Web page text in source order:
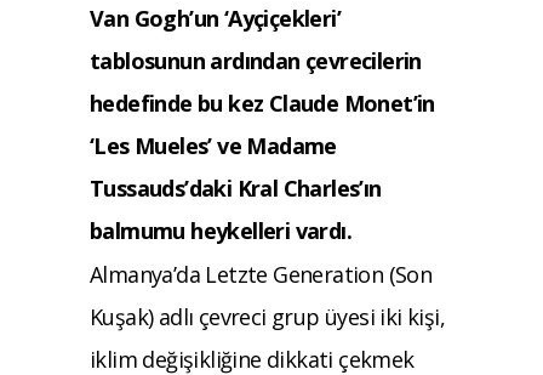
Van Gogh’un ‘Ayçiçekleri’
tablosunun ardından çevrecilerin
hedefinde bu kez Claude Monet’in
‘Les Mueles’ ve Madame
Tussauds’daki Kral Charles’ın
balmumu heykelleri vardı.
Almanya’da Letzte Generation (Son
Kuşak) adlı çevreci grup üyesi iki kişi,
iklim değişikliğine dikkati çekmek